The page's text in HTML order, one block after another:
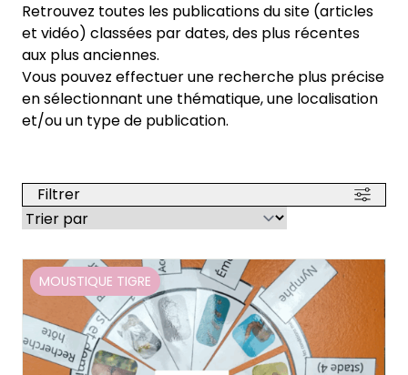
Retrouvez toutes les publications du site (articles
et vidéo) classées par dates, des plus récentes
aux plus anciennes.
Vous pouvez effectuer une recherche plus précise
en sélectionnant une thématique, une localisation
et/ou un type de publication.
Filtrer
MOUSTIQUE TIGRE